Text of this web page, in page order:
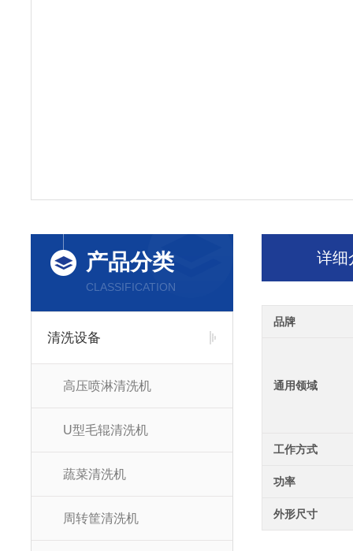
产品分类
CLASSIFICATION
清洗设备
高压喷淋清洗机
U型毛辊清洗机
蔬菜清洗机
周转筐清洗机
详细
品牌
通用领域
工作方式
功率
外形尺寸